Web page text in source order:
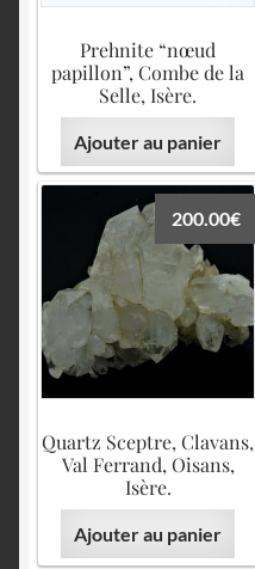
Prehnite “nœud
papillon”, Combe de la
Selle, Isère.
Ajouter au panier
Quartz Sceptre, Clavans,
Val Ferrand, Oisans,
Isère.
200.00€
Ajouter au panier